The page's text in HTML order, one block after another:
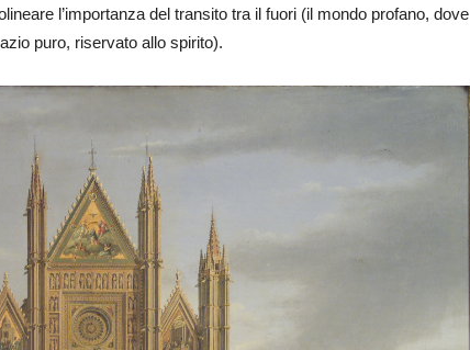
l’importanza del transito tra il fuori (il mondo profano, dove
puro, riservato allo spirito).